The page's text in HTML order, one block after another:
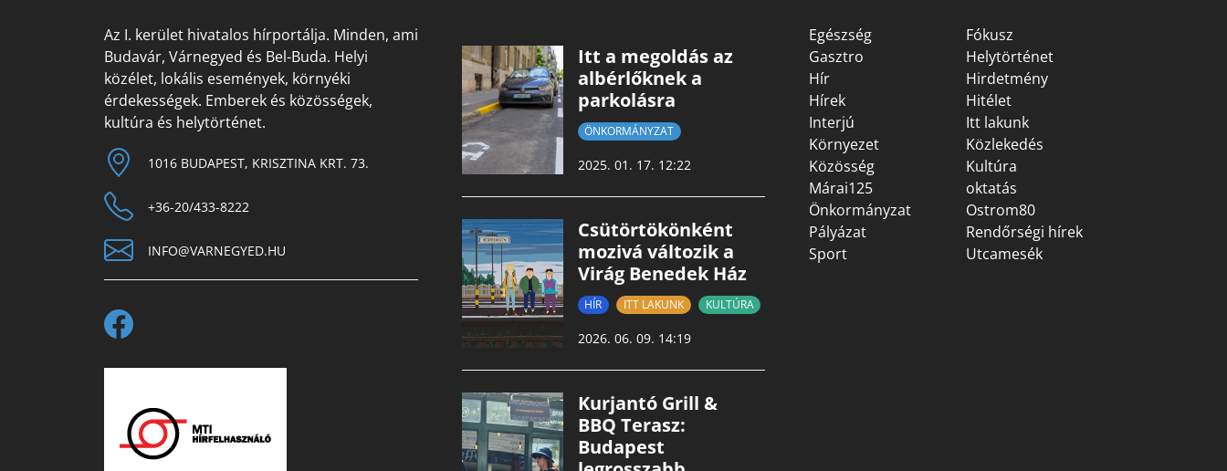
Az I. kerület hivatalos hírportálja. Minden, ami
Budavár, Várnegyed és Bel-Buda. Helyi
közélet, lokális események, környéki
érdekességek. Emberek és közösségek,
kultúra és helytörténet.
1016 BUDAPEST, KRISZTINA KRT. 73.
+36-20/433-8222
INFO@VARNEGYED.HU
Itt a megoldás az
albérlőknek a
parkolásra
ÖNKORMÁNYZAT
2025. 01. 17. 12:22
Csütörtökönként
mozivá változik a
Virág Benedek Ház
HÍR ITT LAKUNK KULTÚRA
2026. 06. 09. 14:19
Kurjantó Grill &
BBQ Terasz:
Budapest
Egészség
Fókusz
Gasztro
Helytörténet
Hír
Hirdetmény
Hírek
Hitélet
Interjú
Itt lakunk
Környezet
Közlekedés
Közösség
Kultúra
Márai125
oktatás
Önkormányzat
Ostrom80
Pályázat
Rendőrségi hírek
Sport
Utcamesék